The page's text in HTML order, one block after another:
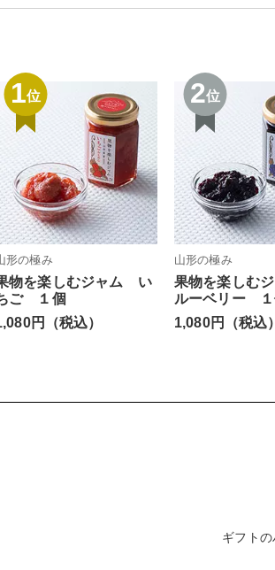
1位
形の極み
物を楽しむジャム い
ご １個
円（税込）
2位
山形の極み
果物を楽しむ
ルーベリー １
1,080円（税込）
ギフト